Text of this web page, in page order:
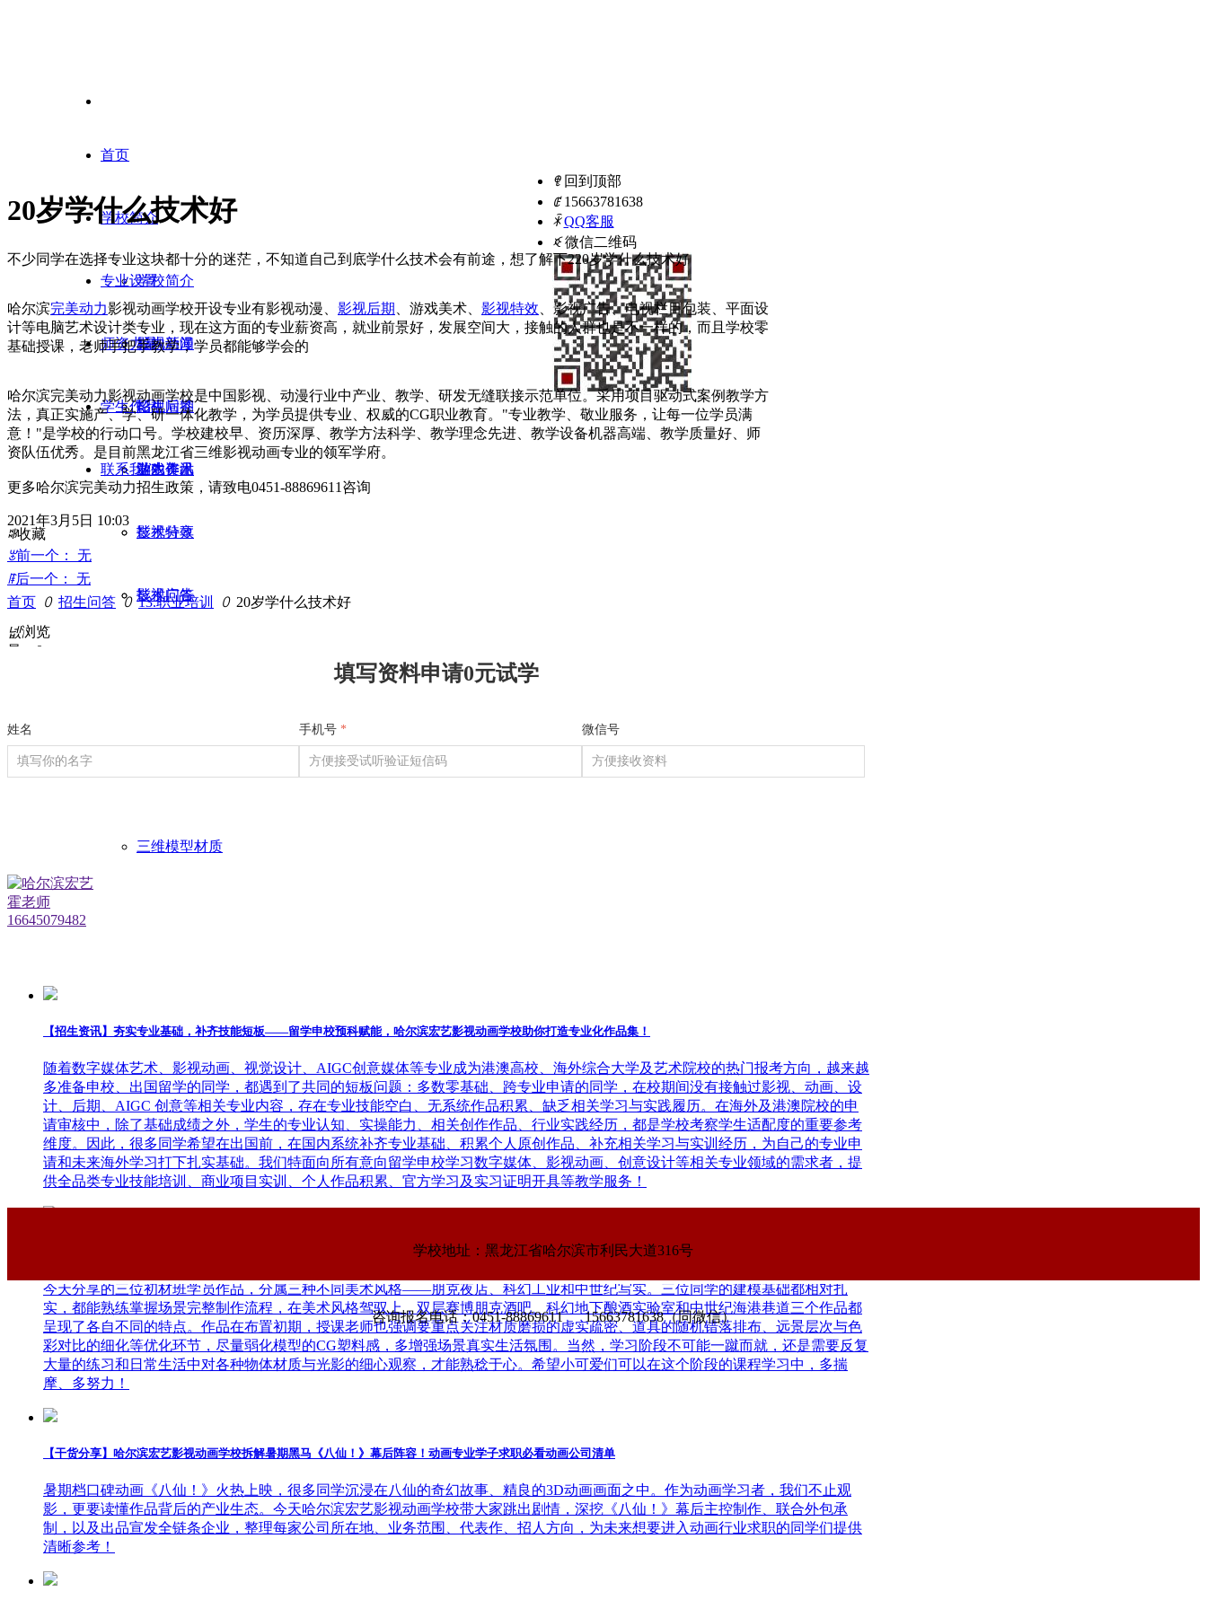
首页
学校简介
学校简介
校内新闻
招生问答
业内资讯
专业设置
影视动漫
影视后期
游戏美术
影视特效
影视广告
三维模型材质
师资力量
学生作品
学生作品
技术分享
技术问答
联系我们
ꁸ 回到顶部
ꂅ 15663781638
ꁗ QQ客服
ꀥ 微信二维码
20岁学什么技术好
不少同学在选择专业这块都十分的迷茫，不知道自己到底学什么技术会有前途，想了解下220岁学什么技术好
哈尔滨完美动力影视动画学校开设专业有影视动漫、 影视后期 、游戏美术、 影视特效 、影视广告、电视栏目包装、平面设
计等电脑艺术设计类专业，现在这方面的专业薪资高，就业前景好，发展空间大，接触的人群也是不一样的，而且学校零
基础授课，老师手把手教学，学员都能够学会的
哈尔滨完美动力影视动画学校是中国影视、动漫行业中产业、教学、研发无缝联接示范单位。采用项目驱动式案例教学方
法，真正实施产、学、研一体化教学，为学员提供专业、权威的CG职业教育。"专业教学、敬业服务，让每一位学员满
意！"是学校的行动口号。学校建校早、资历深厚、教学方法科学、教学理念先进、教学设备机器高端、教学质量好、师
资队伍优秀。是目前黑龙江省三维影视动画专业的领军学府。
更多哈尔滨完美动力招生政策，请致电0451-88869611咨询
2021年3月5日 10:03
ꄀ收藏
ꂃ前一个：
无
ꁹ后一个：
无
首页 ꄲ 招生问答 ꄲ 13.职业培训 ꄲ 20岁学什么技术好
넶浏览
量：
0
填写资料申请0元试学
姓名 手机号 * 微信号
【招生资讯】夯实专业基础，补齐技能短板——留学申校预科赋能，哈尔滨宏艺影视动画学校助你打造专业化作品集！
随着数字媒体艺术、影视动画、视觉设计、AIGC创意媒体等专业成为港澳高校、海外综合大学及艺术院校的热门报考方向，越来越
多准备申校、出国留学的同学，都遇到了共同的短板问题：多数零基础、跨专业申请的同学，在校期间没有接触过影视、动画、设
计、后期、AIGC 创意等相关专业内容，存在专业技能空白、无系统作品积累、缺乏相关学习与实践履历。在海外及港澳院校的申
请审核中，除了基础成绩之外，学生的专业认知、实操能力、相关创作作品、行业实践经历，都是学校考察学生适配度的重要参考
维度。因此，很多同学希望在出国前，在国内系统补齐专业基础、积累个人原创作品、补充相关学习与实训经历，为自己的专业申
请和未来海外学习打下扎实基础。我们特面向所有意向留学申校学习数字媒体、影视动画、创意设计等相关专业领域的需求者，提
供全品类专业技能培训、商业项目实训、个人作品积累、官方学习及实习证明开具等教学服务！
今天分享的三位初材班学员作品，分属三种不同美术风格——朋克夜店、科幻工业和中世纪写实。三位同学的建模基础都相对扎
实，都能熟练掌握场景完整制作流程，在美术风格驾驭上，双层赛博朋克酒吧、科幻地下酿酒实验室和中世纪海港巷道三个作品都
呈现了各自不同的特点。作品在布置初期，授课老师也强调要重点关注材质磨损的虚实疏密、道具的随机错落排布、远景层次与色
彩对比的细化等优化环节，尽量弱化模型的CG塑料感，多增强场景真实生活氛围。当然，学习阶段不可能一蹴而就，还是需要反复
大量的练习和日常生活中对各种物体材质与光影的细心观察，才能熟稔于心。希望小可爱们可以在这个阶段的课程学习中，多揣
摩、多努力！
【干货分享】哈尔滨宏艺影视动画学校拆解暑期黑马《八仙！》幕后阵容！动画专业学子求职必看动画公司清单
暑期档口碑动画《八仙！》火热上映，很多同学沉浸在八仙的奇幻故事、精良的3D动画画面之中。作为动画学习者，我们不止观
影，更要读懂作品背后的产业生态。今天哈尔滨宏艺影视动画学校带大家跳出剧情，深挖《八仙！》幕后主控制作、联合外包承
制，以及出品宣发全链条企业，整理每家公司所在地、业务范围、代表作、招人方向，为未来想要进入动画行业求职的同学们提供
清晰参考！
学校地址：黑龙江省哈尔滨市利民大道316号
咨询报名电话：0451-88869611 15663781638（同微信）